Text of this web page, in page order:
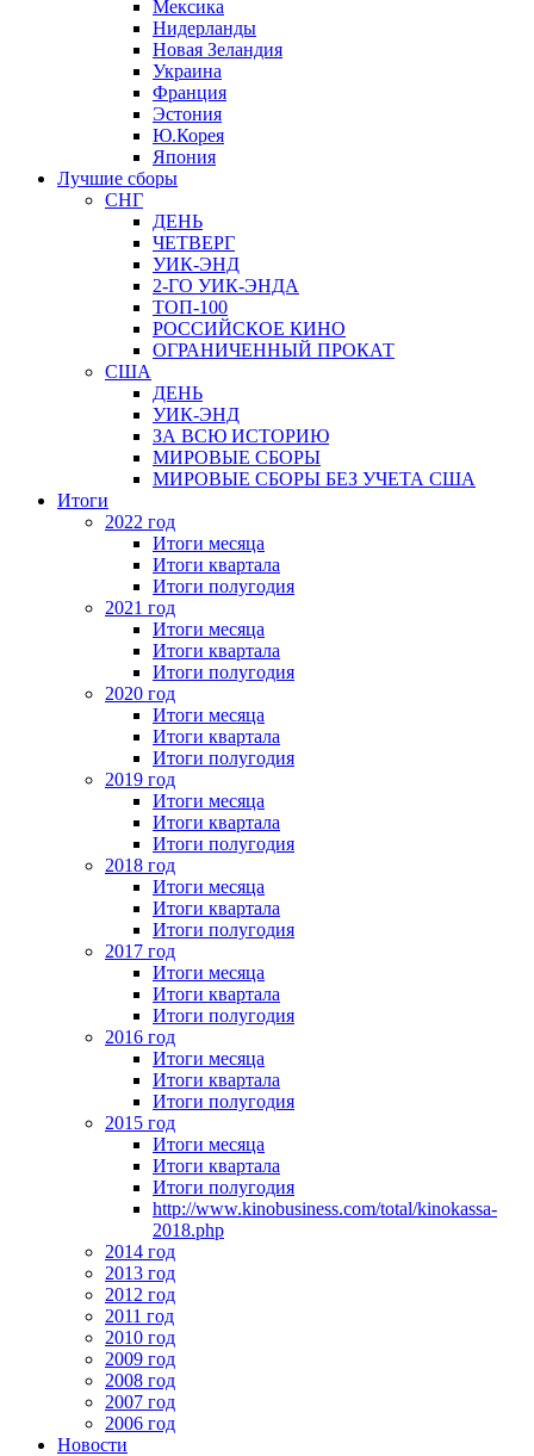
Мексика
Нидерланды
Новая Зеландия
Украина
Франция
Эстония
Ю.Корея
Япония
Лучшие сборы
СНГ
ДЕНЬ
ЧЕТВЕРГ
УИК-ЭНД
2-ГО УИК-ЭНДА
ТОП-100
РОССИЙСКОЕ КИНО
ОГРАНИЧЕННЫЙ ПРОКАТ
США
ДЕНЬ
УИК-ЭНД
ЗА ВСЮ ИСТОРИЮ
МИРОВЫЕ СБОРЫ
МИРОВЫЕ СБОРЫ БЕЗ УЧЕТА США
Итоги
2022 год
Итоги месяца
Итоги квартала
Итоги полугодия
2021 год
Итоги месяца
Итоги квартала
Итоги полугодия
2020 год
Итоги месяца
Итоги квартала
Итоги полугодия
2019 год
Итоги месяца
Итоги квартала
Итоги полугодия
2018 год
Итоги месяца
Итоги квартала
Итоги полугодия
2017 год
Итоги месяца
Итоги квартала
Итоги полугодия
2016 год
Итоги месяца
Итоги квартала
Итоги полугодия
2015 год
Итоги месяца
Итоги квартала
Итоги полугодия
http://www.kinobusiness.com/total/kinokassa-
2018.php
2014 год
2013 год
2012 год
2011 год
2010 год
2009 год
2008 год
2007 год
2006 год
Новости